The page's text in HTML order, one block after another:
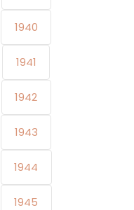
1940
1941
1942
1943
1944
1945